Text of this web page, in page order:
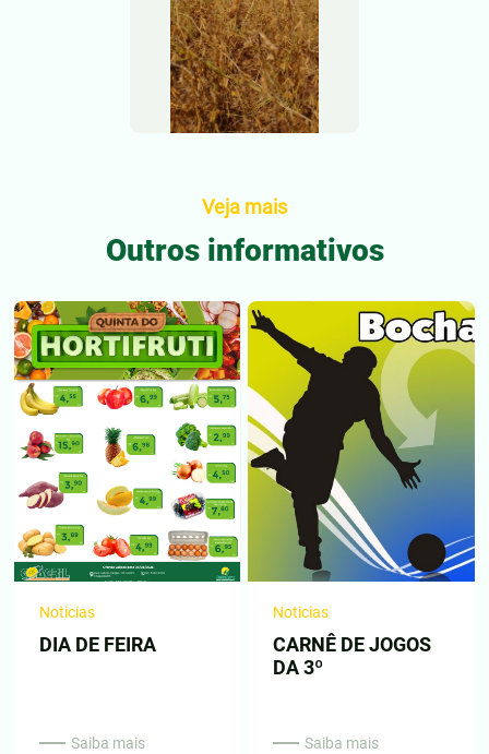
Veja mais
Outros informativos
Noticias
DIA DE FEIRA
Saiba mais
Noticias
CARNÊ DE JOGOS
DA 3º
Saiba mais